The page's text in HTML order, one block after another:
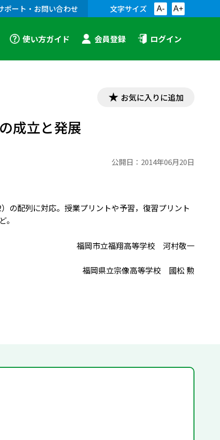
ポート・お問い合わせ 文字サイズ A- A+
使い方ガイド 会員登録 ログイン
お気に入りに追加
成立と発展
公開日： 2014年06月20日
配列に対応。授業プリントや予習，復習プリント
福岡市立福翔高等学校 河村敬一
福岡県立宗像高等学校 國松 勲